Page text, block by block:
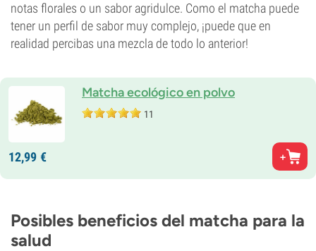
notas florales o un sabor agridulce. Como el matcha puede
tener un perfil de sabor muy complejo, ¡puede que en
realidad percibas una mezcla de todo lo anterior!
Matcha ecológico en polvo
11
12,99 €
Posibles beneficios del matcha para la
salud